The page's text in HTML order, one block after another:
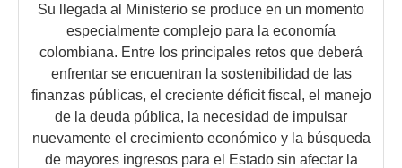
Su llegada al Ministerio se produce en un momento
especialmente complejo para la economía
colombiana. Entre los principales retos que deberá
enfrentar se encuentran la sostenibilidad de las
finanzas públicas, el creciente déficit fiscal, el manejo
de la deuda pública, la necesidad de impulsar
nuevamente el crecimiento económico y la búsqueda
de mayores ingresos para el Estado sin afectar la